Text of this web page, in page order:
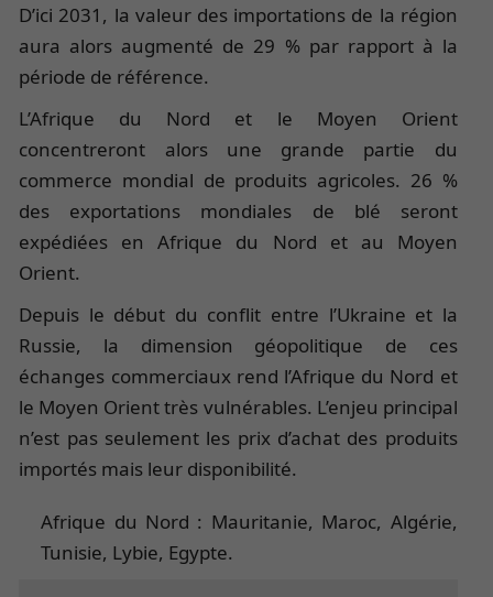
D’ici 2031, la valeur des importations de la région
aura alors augmenté de 29 % par rapport à la
période de référence.
L’Afrique du Nord et le Moyen Orient
concentreront alors une grande partie du
commerce mondial de produits agricoles. 26 %
des exportations mondiales de blé seront
expédiées en Afrique du Nord et au Moyen
Orient.
Depuis le début du conflit entre l’Ukraine et la
Russie, la dimension géopolitique de ces
échanges commerciaux rend l’Afrique du Nord et
le Moyen Orient très vulnérables. L’enjeu principal
n’est pas seulement les prix d’achat des produits
importés mais leur disponibilité.
Afrique du Nord : Mauritanie, Maroc, Algérie,
Tunisie, Lybie, Egypte.